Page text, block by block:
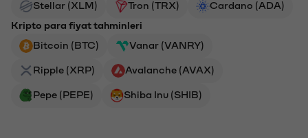
Stellar (XLM) Tron (TRX)
Cardano (ADA)
Kripto para fiyat tahminleri
Bitcoin (BTC)
Vanar (VANRY)
Ripple (XRP) Avalanche (AVAX)
Pepe (PEPE) Shiba Inu (SHIB)